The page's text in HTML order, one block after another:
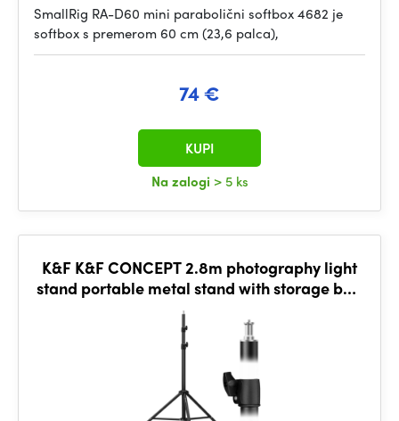
SmallRig RA-D60 mini parabolični softbox 4682 je
softbox s premerom 60 cm (23,6 palca),
74 €
Na zalogi > 5 ks
KUPI
K&F K&F CONCEPT 2.8m photography light
stand portable metal stand with storage bag
and 1/4" screw